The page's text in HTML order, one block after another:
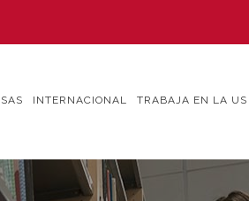
INTERNACIONAL TRABAJA EN LA US